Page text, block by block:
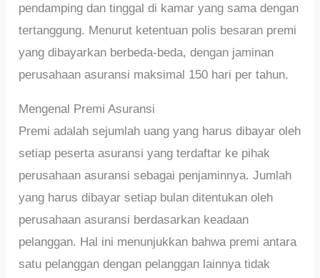
pendamping dan tinggal di kamar yang sama dengan
tertanggung. Menurut ketentuan polis besaran premi
yang dibayarkan berbeda-beda, dengan jaminan
perusahaan asuransi maksimal 150 hari per tahun.
Mengenal Premi Asuransi
Premi adalah sejumlah uang yang harus dibayar oleh
setiap peserta asuransi yang terdaftar ke pihak
perusahaan asuransi sebagai penjaminnya. Jumlah
yang harus dibayar setiap bulan ditentukan oleh
perusahaan asuransi berdasarkan keadaan
pelanggan. Hal ini menunjukkan bahwa premi antara
satu pelanggan dengan pelanggan lainnya tidak